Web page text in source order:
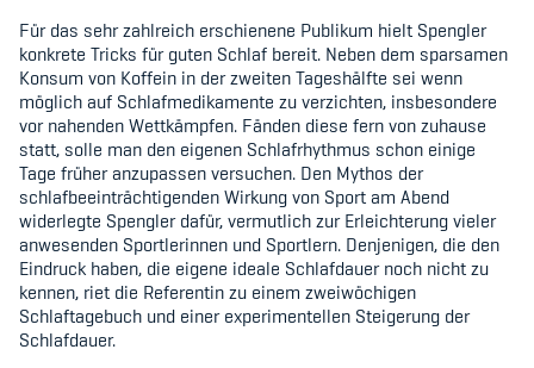
Spitzensport & Studium
Organisation
Team
Offene Stellen
Mitgliedervereine
Für das sehr zahlreich erschienene Publikum hielt Spengler
konkrete Tricks für guten Schlaf bereit. Neben dem sparsamen
Konsum von Koffein in der zweiten Tageshälfte sei wenn
möglich auf Schlafmedikamente zu verzichten, insbesondere
vor nahenden Wettkämpfen. Fänden diese fern von zuhause
statt, solle man den eigenen Schlafrhythmus schon einige
Tage früher anzupassen versuchen. Den Mythos der
schlafbeeinträchtigenden Wirkung von Sport am Abend
widerlegte Spengler dafür, vermutlich zur Erleichterung vieler
anwesenden Sportlerinnen und Sportlern. Denjenigen, die den
Eindruck haben, die eigene ideale Schlafdauer noch nicht zu
kennen, riet die Referentin zu einem zweiwöchigen
Schlaftagebuch und einer experimentellen Steigerung der
Schlafdauer.